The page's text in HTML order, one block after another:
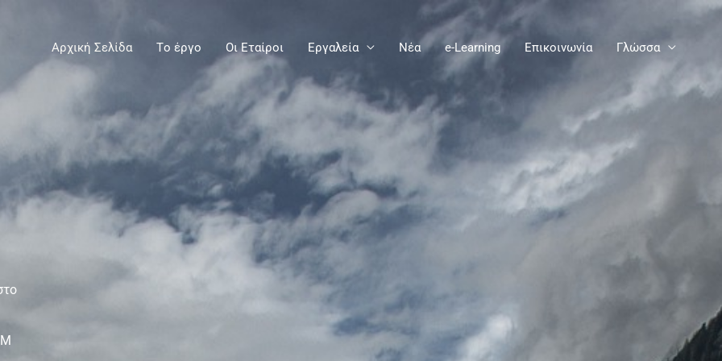
Αρχική Σελίδα Tο έργο Οι Εταίροι Εργαλεία Νέα e-Learning Επικοινωνία Γλώσσα